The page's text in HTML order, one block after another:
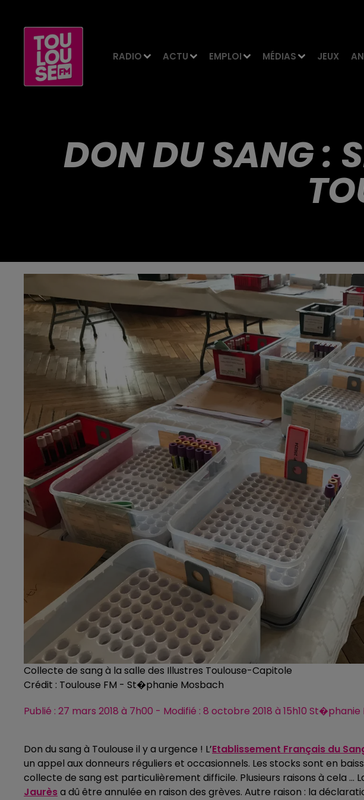
RADIO ACTU EMPLOI MÉDIAS JEUX
DON DU SANG :
Collecte de sang à la salle des Illustres Toulouse-Capitole
Crédit : Toulouse FM - St�phanie Mosbach
Publié : 27 mars 2018 à 7h00 - Modifié : 8 octobre 2018 à 15h10
Don du sang à Toulouse il y a urgence ! L’Etablissement Français du
un appel aux donneurs réguliers et occasionnels. Les stocks sont en
collecte de sang est particulièrement difficile. Plusieurs raisons à cela …
Jaurèsa dû être annulée en raison des grèves. Autre raison : la